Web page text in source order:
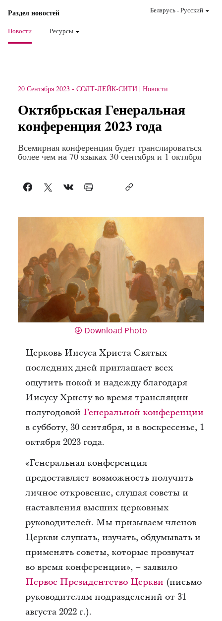
Раздел новостей
Новости Ресурсы
Беларусь-Pусский
20 Сентября 2023 - СОЛТ-ЛЕЙК-СИТИ Новости
Октябрьская Генеральная
конференция 2023 года
Всемирная конференция будет транслироваться
более чем на 70 языках 30 сентября и 1 октября
Download Photo
Церковь Иисуса Христа Святых
последних дней приглашает всех
ощутить покой и надежду благодаря
Иисусу Христу во время трансляции
полугодовой Генеральной конференции
в субботу, 30 сентября, и в воскресенье, 1
октября 2023 года.
«Генеральная конференция
предоставляет возможность получить
личное откровение, слушая советы и
наставления высших церковных
руководителей. Мы призываем членов
Церкви слушать, изучать, обдумывать и
применять советы, которые прозвучат
во время конференции», – заявило
Первое Президентство Церкви (письмо
руководителям подразделений от 31
августа 2022 г.).